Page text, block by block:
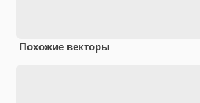
Похожие векторы